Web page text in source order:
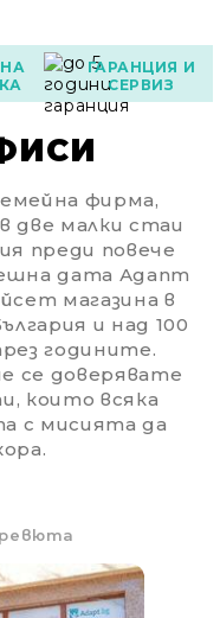
ГАРАНЦИЯ И
СЕРВИЗ
фирма,
две малки стаи
преди повече
дата Адапт
магазина в
и над 100
годините.
се доверявате
които всяка
с мисията да